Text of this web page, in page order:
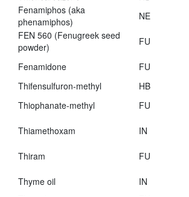
Fenamiphos (aka
phenamiphos)
NE
FEN 560 (Fenugreek seed
powder)
FU
Fenamidone FU
Thifensulfuron-methyl
HB
Thiophanate-methyl
FU
Thiamethoxam
IN
Thiram
FU
Thyme oil
IN